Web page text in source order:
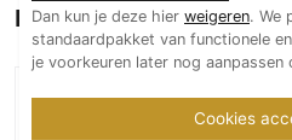
PM Lissé
Dan kun je deze hier weigeren. We
standaardpakket van functionele
je voorkeuren later nog aanpassen
Cookies